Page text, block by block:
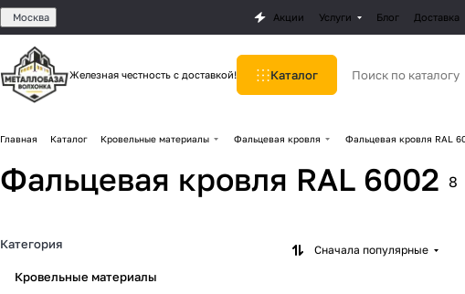
Москва Акции Услуги Блог Доставка
Железная честность с доставкой! Каталог
Главная Каталог Кровельные материалы Фальцевая кровля Фальцевая кровля RAL
Фальцевая кровля RAL 6002 8
Сначала популярные
Категория
Кровельные материалы